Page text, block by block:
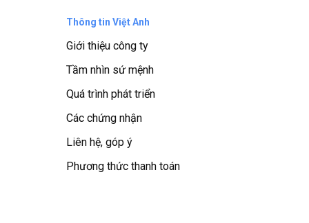
Thông tin Việt Anh
Giới thiệu công ty
Tầm nhìn sứ mệnh
Quá trình phát triển
Các chứng nhận
Liên hệ, góp ý
Phương thức thanh toán